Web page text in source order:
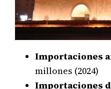
Importaciones
millones (2024)
Importaciones